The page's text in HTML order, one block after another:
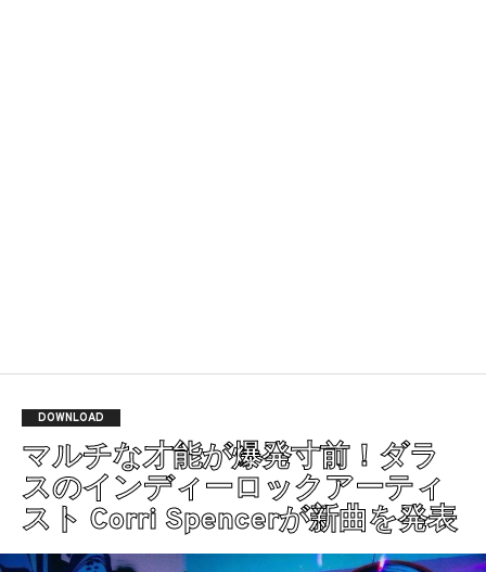
DOWNLOAD
マルチな才能が爆発寸前！ダラ
スのインディーロックアーティ
スト Corri Spencerが新曲を発表